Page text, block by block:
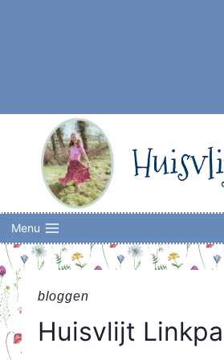
Menu
bloggen
Huisvlijt